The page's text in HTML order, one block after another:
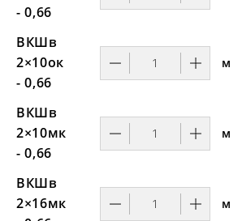
- 0,66
ВКШв
2×10ок
- 0,66
м
ВКШв
2×10мк
- 0,66
м
ВКШв
2×16мк
м